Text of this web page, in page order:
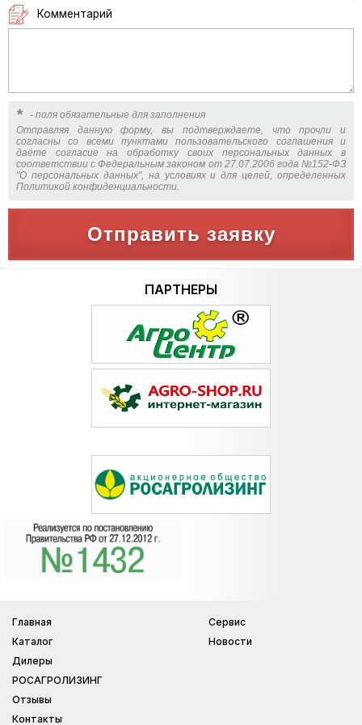
Комментарий
*- поля обязательные для заполнения
Отправляя данную форму, вы подтверждаете, что прочли и
согласны со всеми пунктами пользовательского соглашения и
даёте согласие на обработку своих персональных данных в
соответствии с Федеральным законом от 27.07.2006 года №152-ФЗ
"О персональных данных", на условиях и для целей, определенных
Политикой конфиденциальности.
Отправить заявку
ПАРТНЕРЫ
Главная
Каталог
Дилеры
РОСАГРОЛИЗИНГ
Отзывы
Контакты
Сервис
Новости